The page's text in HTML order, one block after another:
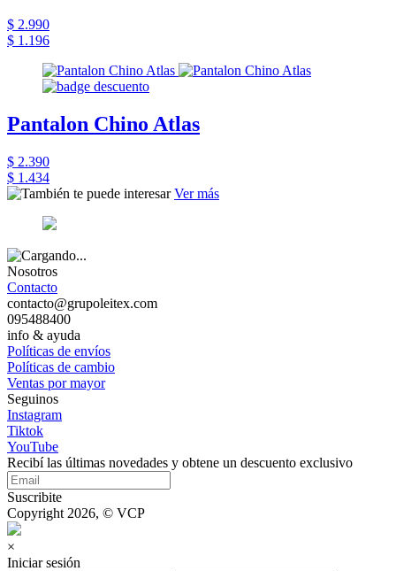
$ 2.990
$ 1.196
Pantalon Chino Atlas
$ 2.390
$ 1.434
Ver más
Nosotros
Contacto
contacto@grupoleitex.com
095488400
info & ayuda
Políticas de envíos
Políticas de cambio
Ventas por mayor
Seguinos
Instagram
Tiktok
YouTube
Recibí las últimas novedades y obtene un descuento exclusivo
Suscribite
Copyright 2026, © VCP
×
Iniciar sesión